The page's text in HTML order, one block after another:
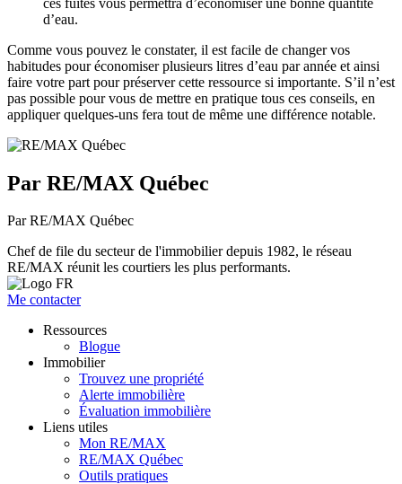
d’eau.
Comme vous pouvez le constater, il est facile de changer vos
habitudes pour économiser plusieurs litres d’eau par année et ainsi
faire votre part pour préserver cette ressource si importante. S’il n’est
pas possible pour vous de mettre en pratique tous ces conseils, en
appliquer quelques-uns fera tout de même une différence notable.
Par RE/MAX Québec
Par RE/MAX Québec
Chef de file du secteur de l'immobilier depuis 1982, le réseau
RE/MAX réunit les courtiers les plus performants.
Me contacter
Ressources
Blogue
Immobilier
Trouvez une propriété
Alerte immobilière
Évaluation immobilière
Liens utiles
Mon RE/MAX
RE/MAX Québec
Outils pratiques